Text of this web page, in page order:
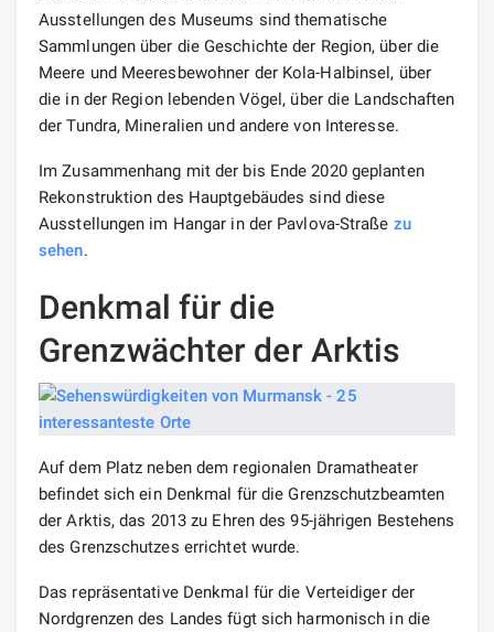
Ausstellungen des Museums sind thematische
Sammlungen über die Geschichte der Region, über die
Meere und Meeresbewohner der Kola-Halbinsel, über
die in der Region lebenden Vögel, über die Landschaften
der Tundra, Mineralien und andere von Interesse.
Im Zusammenhang mit der bis Ende 2020 geplanten
Rekonstruktion des Hauptgebäudes sind diese
Ausstellungen im Hangar in der Pavlova-Straße zu
sehen.
Denkmal für die
Grenzwächter der Arktis
Auf dem Platz neben dem regionalen Dramatheater
befindet sich ein Denkmal für die Grenzschutzbeamten
der Arktis, das 2013 zu Ehren des 95-jährigen Bestehens
des Grenzschutzes errichtet wurde.
Das repräsentative Denkmal für die Verteidiger der
Nordgrenzen des Landes fügt sich harmonisch in die